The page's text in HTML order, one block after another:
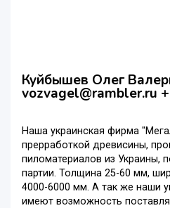
Куйбышев Олег
vozvagel@rambler.ru
Наша украинская фирма
прерработкой древисины,
пиломатериалов из Украины,
партии. Толщина 25-60 мм,
4000-6000 мм. А так же наши
имеют возможность